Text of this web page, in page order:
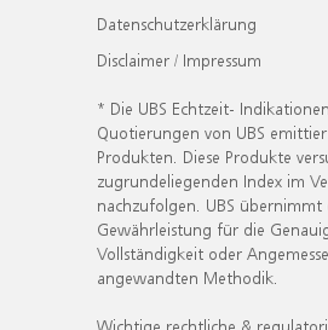
Datenschutzerklärung
Disclaimer / Impressum
* Die UBS Echtzeit-
Quotierungen von UBS
Produkten. Diese Produkte
zugrundeliegenden Index im
nachzufolgen. UBS übernimmt
Gewährleistung für die
Vollständigkeit oder
angewandten Methodik.